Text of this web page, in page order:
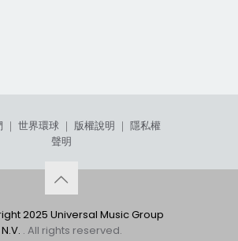
｜ 世界環球 ｜ 版權說明 ｜ 隱私權
聲明
2025 Universal Music Group
N.V. . All rights reserved.